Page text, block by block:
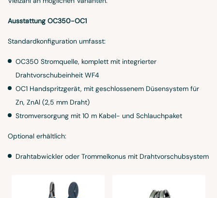
Ausstattung OC350-OC1
Standardkonfiguration umfasst:
OC350 Stromquelle, komplett mit integrierter
Drahtvorschubeinheit WF4
OC1 Handspritzgerät, mit geschlossenem Düsensystem für
Zn, ZnAl (2,5 mm Draht)
Stromversorgung mit 10 m Kabel- und Schlauchpaket
Optional erhältlich:
Drahtabwickler oder Trommelkonus mit Drahtvorschubsystem